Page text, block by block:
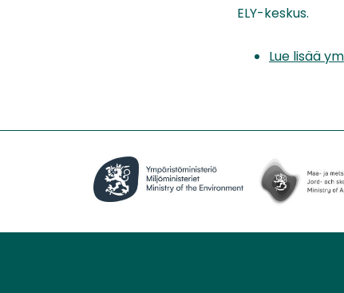
ELY-keskus.
Lue lisää